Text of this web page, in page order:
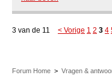
3 van de 11 < Vorige 1 2 3 4
Forum Home > Vragen &